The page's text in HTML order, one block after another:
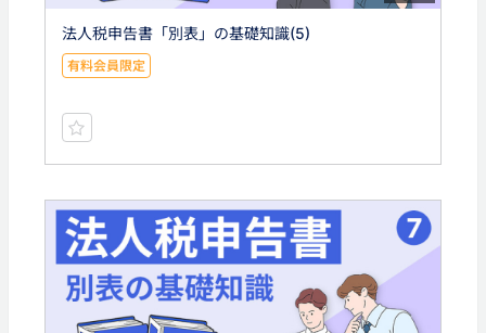
法人税申告書「別表」の基礎知識(5)
有料会員限定